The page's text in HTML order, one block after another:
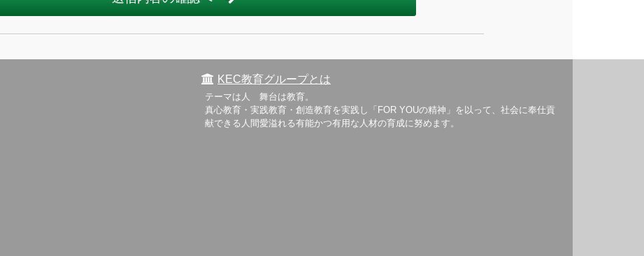
KEC教育グループとは
テーマは人 舞台は教育。
真心教育・実践教育・創造教育を実践し「FOR YOUの精神」を以って、社会に奉仕貢
献できる人間愛溢れる有能かつ有用な人材の育成に努めます。